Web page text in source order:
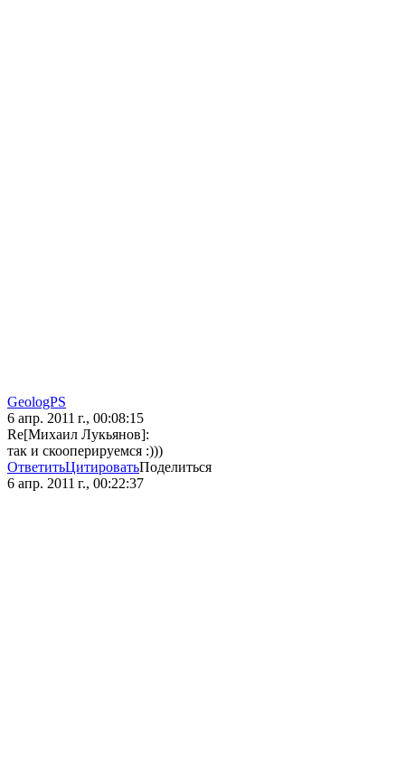
GeologPS
6 апр. 2011 г., 00:08:15
Re[Михаил Лукьянов]:
так и скооперируемся :)))
ОтветитьЦитироватьПоделиться
6 апр. 2011 г., 00:22:37